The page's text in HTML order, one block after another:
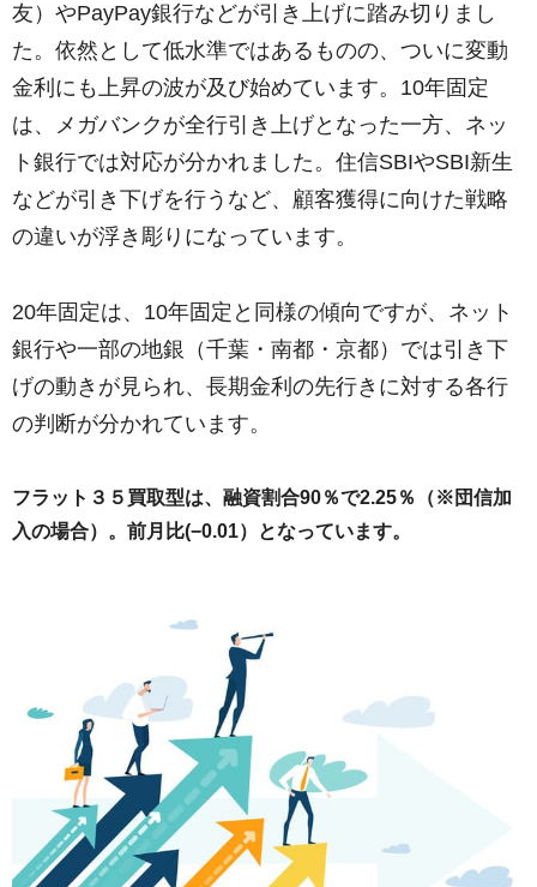
友）やPayPay銀行などが引き上げに踏み切りまし
た。依然として低水準ではあるものの、ついに変動
金利にも上昇の波が及び始めています。10年固定
は、メガバンクが全行引き上げとなった一方、ネッ
ト銀行では対応が分かれました。住信SBIやSBI新生
などが引き下げを行うなど、顧客獲得に向けた戦略
の違いが浮き彫りになっています。
20年固定は、10年固定と同様の傾向ですが、ネット
銀行や一部の地銀（千葉・南都・京都）では引き下
げの動きが見られ、長期金利の先行きに対する各行
の判断が分かれています。
フラット３５買取型は、融資割合90％で2.25％（※団信加
入の場合）。前月比(−0.01）となっています。